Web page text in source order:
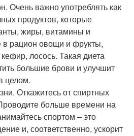
Очень важно употреблять как
продуктов, которые
жиры, витамины и
рацион овощи и фрукты,
лосось. Такая диета
большие брови и улучшит
целом.
Откажитесь от спиртных
больше времени на
спортом – это
и, соответственно, ускорит